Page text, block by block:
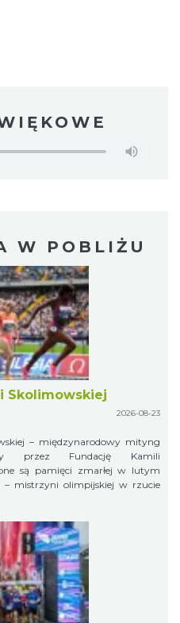
W POBLIŻU
Skolimowskiej
2026-08-23
– międzynarodowy mityng
przez Fundację Kamili
są pamięci zmarłej w lutym
mistrzyni olimpijskiej w rzucie